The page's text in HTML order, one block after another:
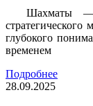
Шахматы —
глубокого
временем
Подробнее
28.09.2025